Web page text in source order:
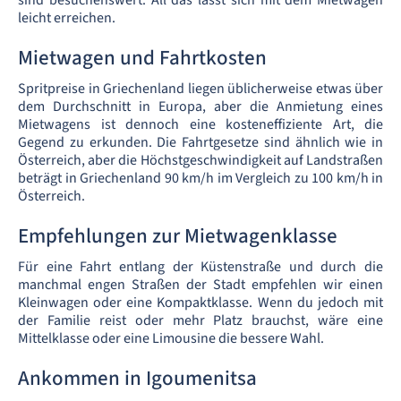
leicht erreichen.
Mietwagen und Fahrtkosten
Spritpreise in Griechenland liegen üblicherweise etwas über
dem Durchschnitt in Europa, aber die Anmietung eines
Mietwagens ist dennoch eine kosteneffiziente Art, die
Gegend zu erkunden. Die Fahrtgesetze sind ähnlich wie in
Österreich, aber die Höchstgeschwindigkeit auf Landstraßen
beträgt in Griechenland 90 km/h im Vergleich zu 100 km/h in
Österreich.
Empfehlungen zur Mietwagenklasse
Für eine Fahrt entlang der Küstenstraße und durch die
manchmal engen Straßen der Stadt empfehlen wir einen
Kleinwagen oder eine Kompaktklasse. Wenn du jedoch mit
der Familie reist oder mehr Platz brauchst, wäre eine
Mittelklasse oder eine Limousine die bessere Wahl.
Ankommen in Igoumenitsa